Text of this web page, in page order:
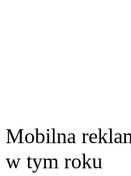
Mobilna
w tym roku